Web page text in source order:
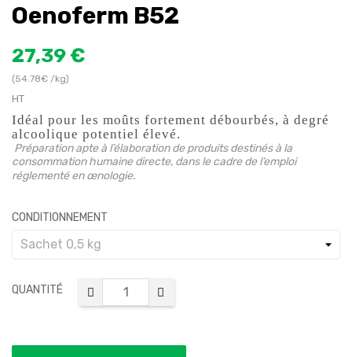
Oenoferm B52
27,39 €
(54.78€ /kg)
HT
Idéal pour les moûts fortement débourbés, à degré
alcoolique potentiel élevé.
Préparation apte à l’élaboration de produits destinés à la
consommation humaine directe, dans le cadre de l’emploi
réglementé en œnologie.
CONDITIONNEMENT
QUANTITÉ